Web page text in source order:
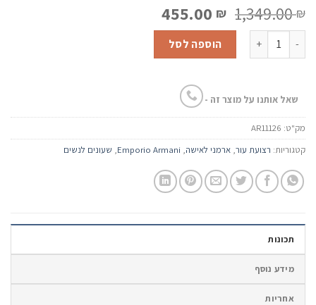
1,349.00₪ המחיר
המקורי
היה:
1,349.00 ₪.
455.00 ₪ המחיר
הנוכחי
455.00 ₪.
כמות של שעון יד Emporio Armani AR11126 הוספה לסל
שאל אותנו על מוצר זה -
מק"ט: AR11126
קטגוריות: רצועת עור, ארמני לאישה,
Emporio Armani
, שעונים לנשים
תכונות
מידע נוסף
אחריות